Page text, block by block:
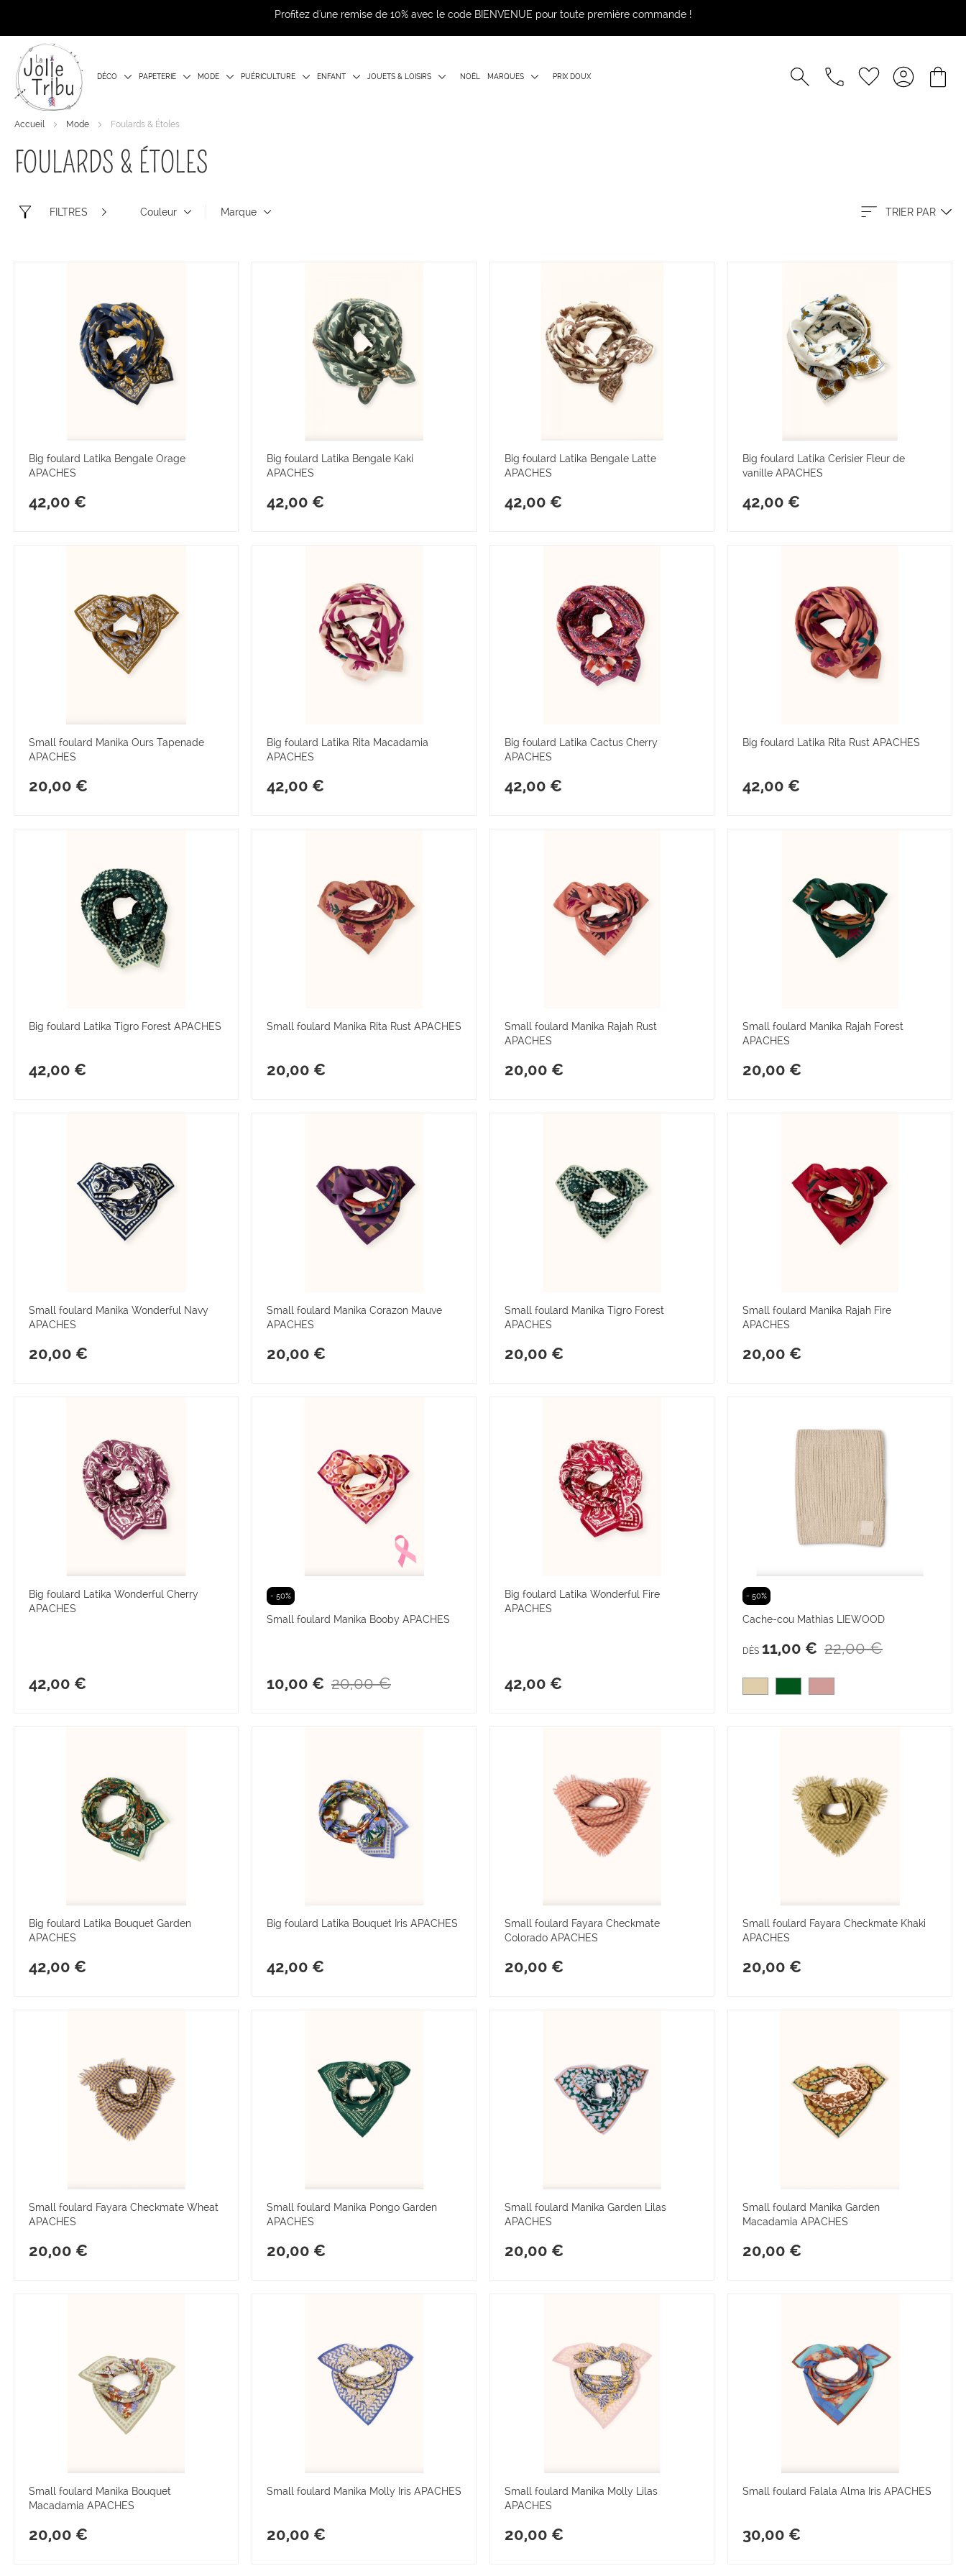
Profitez d'une remise de 10% avec le code BIENVENUE pour toute première commande !
DÉCO PAPETERIE MODE PUÉRICULTURE ENFANT JOUETS & LOISIRS NOËL MARQUES PRIX DOUX
Accueil Mode Foulards & Étoles
FOULARDS & ÉTOLES
FILTRES Couleur Marque TRIER PAR
Big foulard Latika Bengale Orage
APACHES
42,00 €
Big foulard Latika Bengale Kaki
APACHES
42,00 €
Big foulard Latika Bengale Latte
APACHES
42,00 €
Big foulard Latika Cerisier Fleur de
vanille APACHES
42,00 €
Small foulard Manika Ours Tapenade
APACHES
20,00 €
Big foulard Latika Rita Macadamia
APACHES
42,00 €
Big foulard Latika Cactus Cherry
APACHES
42,00 €
Big foulard Latika Rita Rust APACHES
42,00 €
Big foulard Latika Tigro Forest APACHES
42,00 €
Small foulard Manika Rita Rust APACHES
20,00 €
Small foulard Manika Rajah Rust
APACHES
20,00 €
Small foulard Manika Rajah Forest
APACHES
20,00 €
Small foulard Manika Wonderful Navy
APACHES
20,00 €
Small foulard Manika Corazon Mauve
APACHES
20,00 €
Small foulard Manika Tigro Forest
APACHES
20,00 €
Small foulard Manika Rajah Fire
APACHES
20,00 €
Big foulard Latika Wonderful Cherry
APACHES
42,00 €
- 50%
Small foulard Manika Booby APACHES
10,00 € 20,00 €
Big foulard Latika Wonderful Fire
APACHES
42,00 €
- 50%
Cache-cou Mathias LIEWOOD
DÈS 11,00 € 22,00 €
Big foulard Latika Bouquet Garden
APACHES
42,00 €
Big foulard Latika Bouquet Iris APACHES
42,00 €
Small foulard Fayara Checkmate
Colorado APACHES
20,00 €
Small foulard Fayara Checkmate Khaki
APACHES
20,00 €
Small foulard Fayara Checkmate Wheat
APACHES
20,00 €
Small foulard Manika Pongo Garden
APACHES
20,00 €
Small foulard Manika Garden Lilas
APACHES
20,00 €
Small foulard Manika Garden
Macadamia APACHES
20,00 €
Small foulard Manika Bouquet
Macadamia APACHES
20,00 €
Small foulard Manika Molly Iris APACHES
20,00 €
Small foulard Manika Molly Lilas
APACHES
20,00 €
Small foulard Falala Alma Iris APACHES
30,00 €